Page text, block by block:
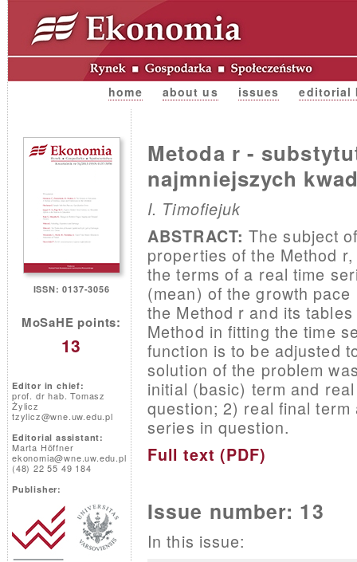
home about us issues editorial
ISSN: 0137-3056
MoSaHE points:
13
Editor in chief:
prof. dr hab. Tomasz
Żylicz
tzylicz@wne.uw.edu.pl
Editorial assistant:
Marta Höffner
ekonomia@wne.uw.edu.pl
(48) 22 55 49 184
Publisher:
Metoda r -
najmniejszych
I. Timofiejuk
ABSTRACT: The subject
properties of the Method
the terms of a real time
(mean) of the growth
the Method r and its
Method in fitting the time
function is to be adjusted
solution of the problem
initial (basic) term and
question; 2) real final
series in question.
Full text (PDF)
Issue number: 13
In this issue: